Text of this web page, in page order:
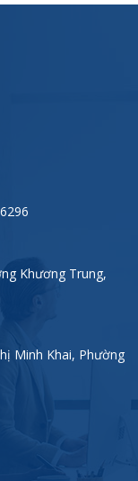
Khương Trung,
Minh Khai, Phường